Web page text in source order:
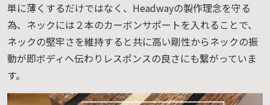
単に薄くするだけではなく、Headwayの製作理念を守る
為、ネックには２本のカーボンサポートを入れることで、
ネックの堅牢さを維持すると共に高い剛性からネックの振
動が即ボディへ伝わりレスポンスの良さにも繋がっていま
す。